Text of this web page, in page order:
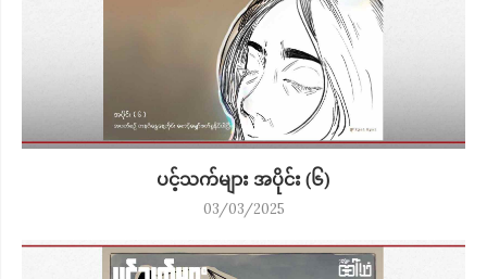
ပင့်သက်များ အပိုင်း (၆)
03/03/2025